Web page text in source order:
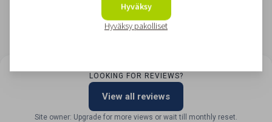
LOOKING FOR REVIEWS?
View all reviews
Site owner: Upgrade for more views or wait till monthly reset.
Hyväksy
Hyväksy pakolliset